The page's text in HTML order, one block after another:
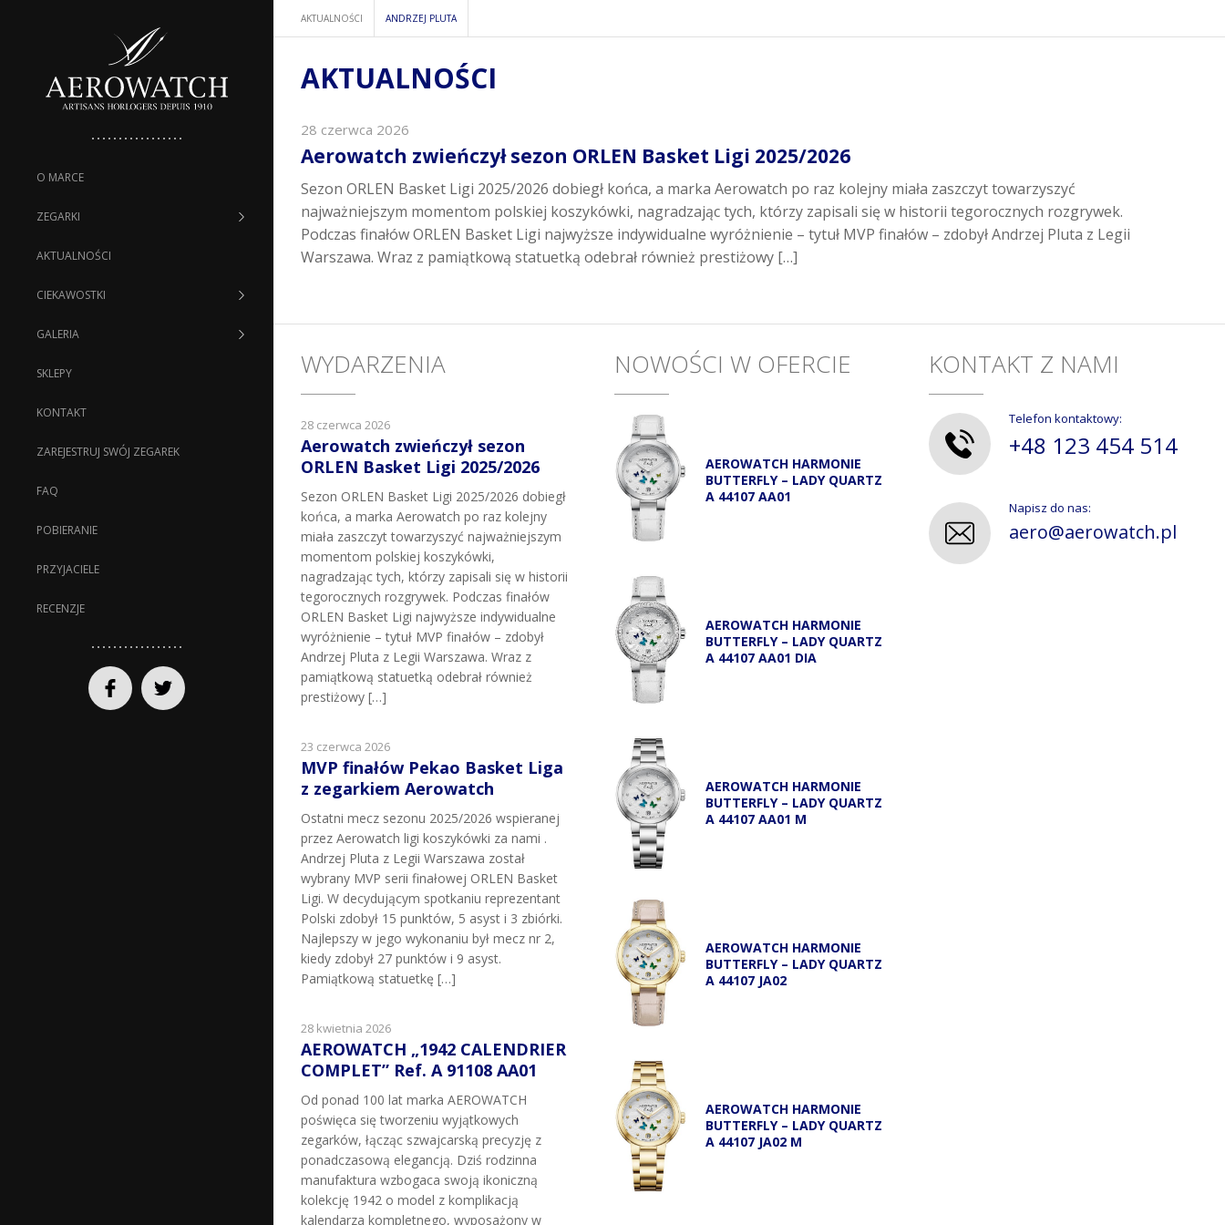
O MARCE
ZEGARKI
AKTUALNOŚCI
CIEKAWOSTKI
GALERIA
SKLEPY
KONTAKT
ZAREJESTRUJ SWÓJ ZEGAREK
FAQ
POBIERANIE
PRZYJACIELE
RECENZJE
AKTUALNOŚCI ANDRZEJ PLUTA
AKTUALNOŚCI
28 czerwca 2026
Aerowatch zwieńczył sezon ORLEN Basket Ligi 2025/2026
Sezon ORLEN Basket Ligi 2025/2026 dobiegł końca, a marka Aerowatch po raz kolejny miała zaszczyt towarzyszyć
najważniejszym momentom polskiej koszykówki, nagradzając tych, którzy zapisali się w historii tegorocznych rozgrywek.
Podczas finałów ORLEN Basket Ligi najwyższe indywidualne wyróżnienie – tytuł MVP finałów – zdobył Andrzej Pluta z Legii
Warszawa. Wraz z pamiątkową statuetką odebrał również prestiżowy […]
WYDARZENIA
28 czerwca 2026
Aerowatch zwieńczył sezon
ORLEN Basket Ligi 2025/2026
Sezon ORLEN Basket Ligi 2025/2026 dobiegł
końca, a marka Aerowatch po raz kolejny
miała zaszczyt towarzyszyć najważniejszym
momentom polskiej koszykówki,
nagradzając tych, którzy zapisali się w historii
tegorocznych rozgrywek. Podczas finałów
ORLEN Basket Ligi najwyższe indywidualne
wyróżnienie – tytuł MVP finałów – zdobył
Andrzej Pluta z Legii Warszawa. Wraz z
pamiątkową statuetką odebrał również
prestiżowy […]
23 czerwca 2026
MVP finałów Pekao Basket Liga
z zegarkiem Aerowatch
Ostatni mecz sezonu 2025/2026 wspieranej
przez Aerowatch ligi koszykówki za nami .
Andrzej Pluta z Legii Warszawa został
wybrany MVP serii finałowej ORLEN Basket
Ligi. W decydującym spotkaniu reprezentant
Polski zdobył 15 punktów, 5 asyst i 3 zbiórki.
Najlepszy w jego wykonaniu był mecz nr 2,
kiedy zdobył 27 punktów i 9 asyst.
Pamiątkową statuetkę […]
28 kwietnia 2026
AEROWATCH „1942 CALENDRIER
COMPLET” Ref. A 91108 AA01
Od ponad 100 lat marka AEROWATCH
poświęca się tworzeniu wyjątkowych
zegarków, łącząc szwajcarską precyzję z
ponadczasową elegancją. Dziś rodzinna
manufaktura wzbogaca swoją ikoniczną
kolekcję 1942 o model z komplikacją
kalendarza kompletnego, wyposażony w
NOWOŚCI W OFERCIE
AEROWATCH HARMONIE
BUTTERFLY – LADY QUARTZ
A 44107 AA01
AEROWATCH HARMONIE
BUTTERFLY – LADY QUARTZ
A 44107 AA01 DIA
AEROWATCH HARMONIE
BUTTERFLY – LADY QUARTZ
A 44107 AA01 M
AEROWATCH HARMONIE
BUTTERFLY – LADY QUARTZ
A 44107 JA02
AEROWATCH HARMONIE
BUTTERFLY – LADY QUARTZ
A 44107 JA02 M
KONTAKT Z NAMI
Telefon kontaktowy:
+48 123 454 514
Napisz do nas:
aero@aerowatch.pl